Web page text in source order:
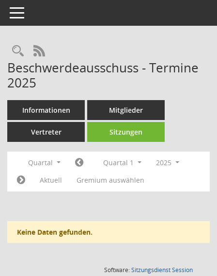
Toggle navigation
Rechercheauswahl
RSS-Feed
Beschwerdeausschuss - Termine
2025
Informationen Mitglieder
Vertreter Sitzungen
Quartal Quartal 1
2025
Aktuell
Gremium auswählen
Keine Daten gefunden.
Software:SitzungsdienstSession(Wird in